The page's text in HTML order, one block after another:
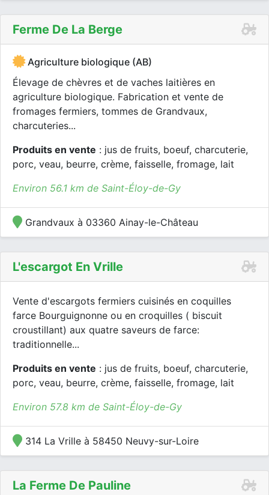
Ferme De La Berge
Agriculture biologique (AB)
Élevage de chèvres et de vaches laitières en
agriculture biologique. Fabrication et vente de
fromages fermiers, tommes de Grandvaux,
charcuteries...
Produits en vente : jus de fruits, boeuf, charcuterie,
porc, veau, beurre, crème, faisselle, fromage, lait
Environ 56.1 km de Saint-Éloy-de-Gy
Grandvaux à 03360 Ainay-le-Château
L'escargot En Vrille
Vente d'escargots fermiers cuisinés en coquilles
farce Bourguignonne ou en croquilles ( biscuit
croustillant) aux quatre saveurs de farce:
traditionnelle...
Produits en vente : jus de fruits, boeuf, charcuterie,
porc, veau, beurre, crème, faisselle, fromage, lait
Environ 57.8 km de Saint-Éloy-de-Gy
314 La Vrille à 58450 Neuvy-sur-Loire
La Ferme De Pauline